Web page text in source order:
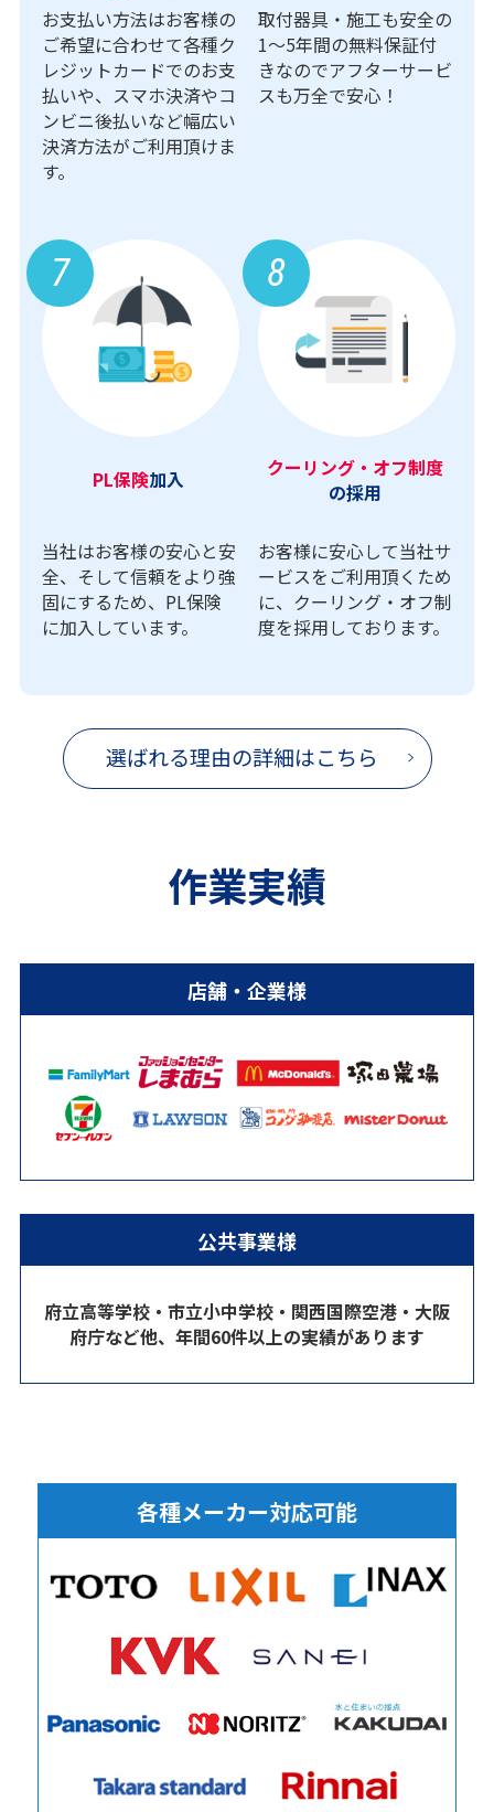
お支払い方法はお客様の
ご希望に合わせて各種ク
レジットカードでのお支
払いや、スマホ決済やコ
ンビニ後払いなど幅広い
決済方法がご利用頂けま
す。
取付器具・施工も安全の
1〜5年間の無料保証付
きなのでアフターサービ
スも万全で安心！
7
PL保険加入
当社はお客様の安心と安
全、そして信頼をより強
固にするため、PL保険
に加入しています。
8
クーリング・オフ制度
の採用
お客様に安心して当社サ
ービスをご利用頂くため
に、クーリング・オフ制
度を採用しております。
選ばれる理由の詳細はこちら
作業実績
店舗・企業様
公共事業様
府立高等学校・市立小中学校・関西国際空港・大阪
府庁など他、年間60件以上の実績があります
各種メーカー対応可能